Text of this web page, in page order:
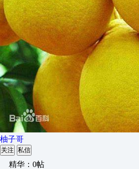
柚子哥
关注 私信
精华：0帖